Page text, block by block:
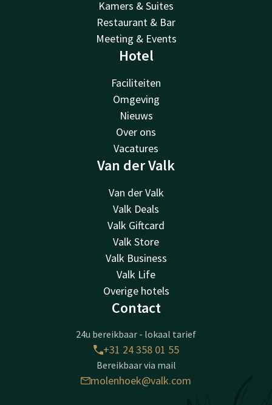
Kamers & Suites
Restaurant & Bar
Meeting & Events
Hotel
Faciliteiten
Omgeving
Nieuws
Over ons
Vacatures
Van der Valk
Van der Valk
Valk Deals
Valk Giftcard
Valk Store
Valk Business
Valk Life
Overige hotels
Contact
24u bereikbaar - lokaal tarief
+31 24 358 01 55
Bereikbaar via mail
molenhoek@valk.com